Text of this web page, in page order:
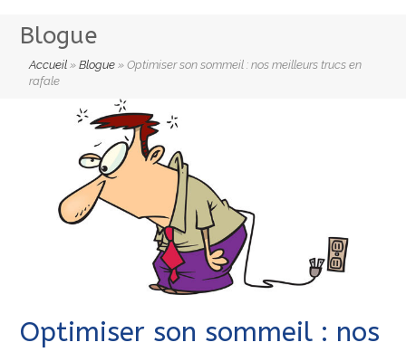
Blogue
Accueil »Blogue »Optimiser son sommeil : nos meilleurs trucs en
rafale
Optimiser son sommeil : nos